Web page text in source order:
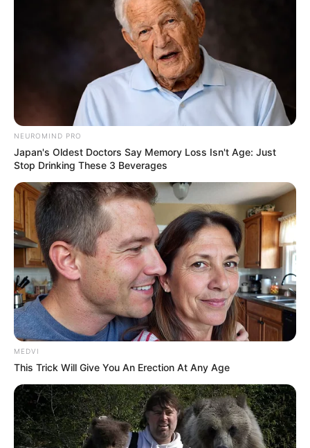
SAÚDE
Paraguaçu Paulista apresenta experiência
premiada em reunião da CIR-Assis
REVITALIZAÇÃO
NEUROMIND PRO
Japan's Oldest Doctors Say Memory Loss Isn't Age: Just
Stop Drinking These 3 Beverages
MEDVI
This Trick Will Give You An Erection At Any Age